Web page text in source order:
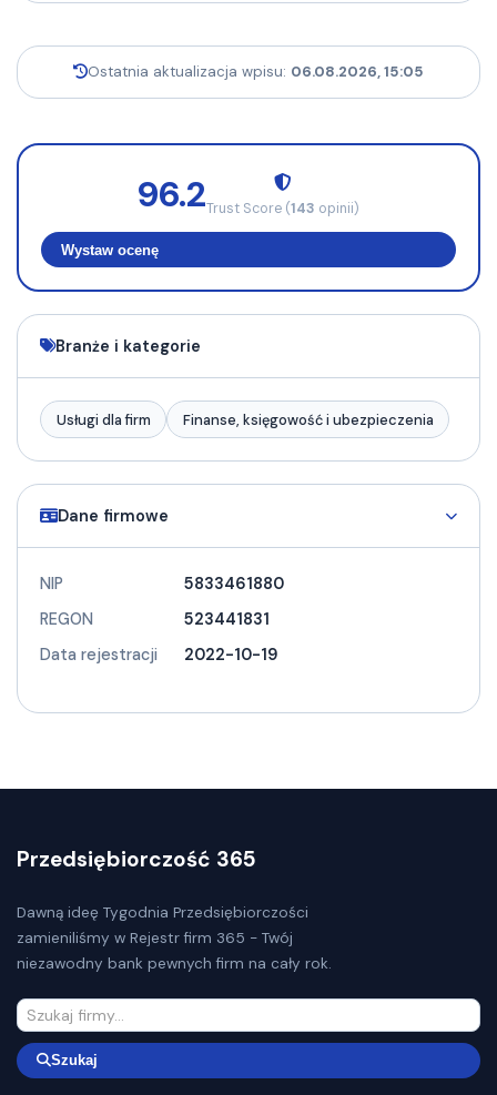
Ostatnia aktualizacja wpisu: 06.08.2026, 15:05
96.2Trust Score (143 opinii)
Wystaw ocenę
Branże i kategorie
Usługi dla firm Finanse, księgowość i ubezpieczenia
Dane firmowe
NIP
5833461880
REGON
523441831
Data rejestracji
2022-10-19
Przedsiębiorczość 365
Dawną ideę Tygodnia Przedsiębiorczości
zamieniliśmy w Rejestr firm 365 - Twój
niezawodny bank pewnych firm na cały rok.
Szukaj